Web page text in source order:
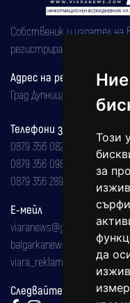
Този
за
да
Собственик и издател на
регистрирана на 08.05.2002
Адрес на редакцията
Град Дупница, ул.''Христо
Телефони за реклама и
0879 356 082
0879 356 098
0879 356 289
Е-мейл
viaranews@gmail.com
balgarkanews@gmail.com
viara_reklama@mail.bg
Следвайте ни: